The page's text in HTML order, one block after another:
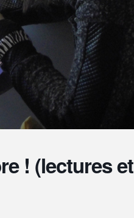
! (lectures et